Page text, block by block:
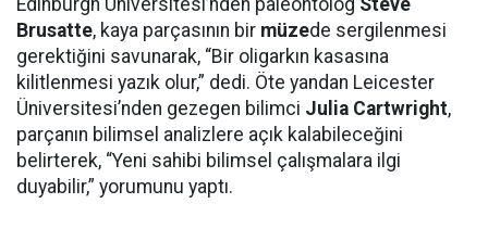
Edinburgh Üniversitesi’nden paleontolog Steve
Brusatte, kaya parçasının bir müzede sergilenmesi
gerektiğini savunarak, “Bir oligarkın kasasına
kilitlenmesi yazık olur,” dedi. Öte yandan Leicester
Üniversitesi’nden gezegen bilimci Julia Cartwright,
parçanın bilimsel analizlere açık kalabileceğini
belirterek, “Yeni sahibi bilimsel çalışmalara ilgi
duyabilir,” yorumunu yaptı.